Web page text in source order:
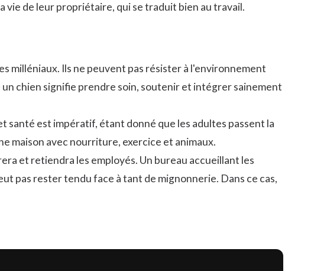
vie de leur propriétaire, qui se traduit bien au travail.
milléniaux. Ils ne peuvent pas résister à l'environnement
chien signifie prendre soin, soutenir et intégrer sainement
est impératif, étant donné que les adultes passent la
maison avec nourriture, exercice et animaux.
et retiendra les employés. Un bureau accueillant les
pas rester tendu face à tant de mignonnerie. Dans ce cas,